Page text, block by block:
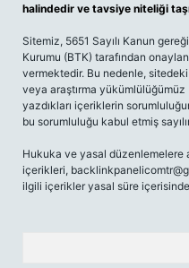
halindedir ve tavsiye niteliği
Sitemiz, 5651 Sayılı Kanun
Kurumu (BTK) tarafından
vermektedir. Bu nedenle,
veya araştırma
yazdıkları içeriklerin
bu sorumluluğu kabul etmiş
Hukuka ve yasal düzenlemelere
içerikleri,
ilgili içerikler yasal süre